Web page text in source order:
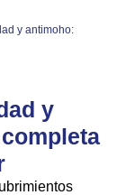
y antimoho:
y